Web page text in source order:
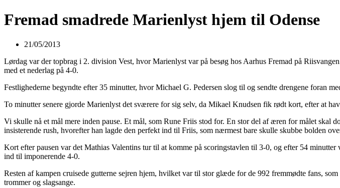
Fremad smadrede Marienlyst hjem til Odense
21/05/2013
Lørdag var der topbrag i 2. division Vest, hvor Marienlyst var på besøg hos Aarhus Fremad på
med et nederlag på 4-0.
Festlighederne begyndte efter 35 minutter, hvor Michael G. Pedersen slog til og sendte drengene foran
To minutter senere gjorde Marienlyst det sværere for sig selv, da Mikael Knudsen fik rødt kort, efter at
Vi skulle nå et mål mere inden pause. Et mål, som Rune Friis stod for. En stor del af æren for målet skal
insisterende rush, hvorefter han lagde den perfekt ind til Friis, som nærmest bare skulle skubbe bolden
Kort efter pausen var det Mathias Valentins tur til at komme på scoringstavlen til 3-0, og efter 54
ind til imponerende 4-0.
Resten af kampen cruisede gutterne sejren hjem, hvilket var til stor glæde for de 992 fremmødte fans,
trommer og slagsange.